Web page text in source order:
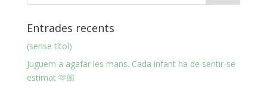
Entrades recents
(sense títol)
Juguem a agafar les mans. Cada infant ha de sentir-se
estimat 🫶🏼